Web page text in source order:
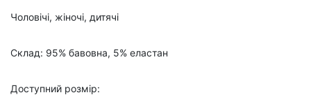
Чоловічі, жіночі, дитячі
Склад: 95% бавовна, 5% еластан
Доступний розмір: